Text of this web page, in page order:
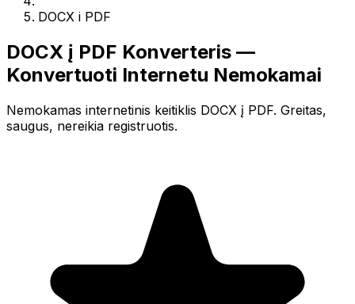
DOCX i PDF
DOCX į PDF Konverteris —
Konvertuoti Internetu Nemokamai
Nemokamas internetinis keitiklis DOCX į PDF. Greitas,
saugus, nereikia registruotis.